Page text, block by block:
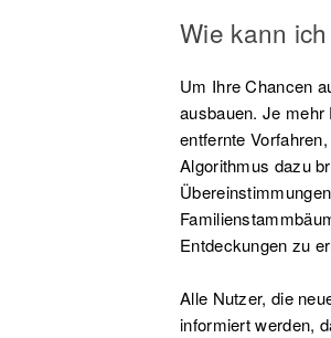
Wie kann
Um Ihre Chancen
ausbauen. Je mehr
entfernte
Algorithmus dazu
Entdeckungen zu
Alle Nutzer, die
informiert werden,